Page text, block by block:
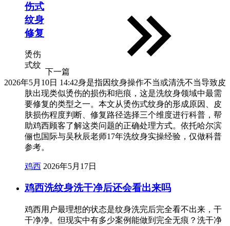
下一篇
2026年5月10日 14:42
伤式
纹身
修复
烫伤
式纹
身是指因纹身操作不当或清洗不当导致皮
肤出现类似烫伤的损伤和疤痕，这是洗纹身领域中最需
要修复的类型之一。本文从烫伤式纹身的形成原因、皮
肤损伤程度判断、修复路径选择三个维度进行科普，帮
助鸡西顾客了解这类问题的正确处理方式。依托哈尔滨
俪也国际与吴秋辰老师17年洗纹身实操经验，仅做科普
参考。
鸡西 2026年5月17日
鸡西洗纹身洗干净后还会看出来吗
鸡西用户最理想的状态是纹身洗完后完全看不出来，干
干净净。但现实中有多少案例能做到完全无痕？洗干净